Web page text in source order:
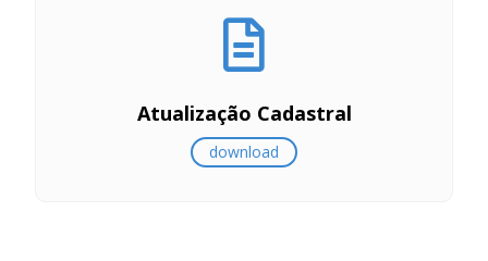
Atualização Cadastral
download